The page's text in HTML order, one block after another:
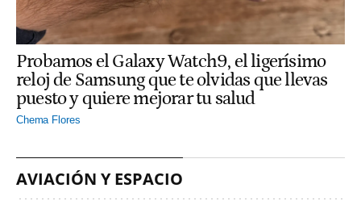
Probamos el Galaxy Watch9, el ligerísimo
reloj de Samsung que te olvidas que llevas
puesto y quiere mejorar tu salud
Chema Flores
AVIACIÓN Y ESPACIO